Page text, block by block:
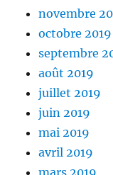
novembre
octobre 2019
septembre
août 2019
juillet 2019
juin 2019
mai 2019
avril 2019
mars 2019